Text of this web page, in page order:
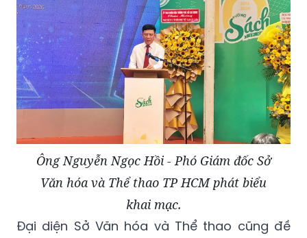
Ông Nguyễn Ngọc Hồi - Phó Giám đốc Sở
Văn hóa và Thể thao TP HCM phát biểu
khai mạc.
Đại diện Sở Văn hóa và Thể thao cũng đề